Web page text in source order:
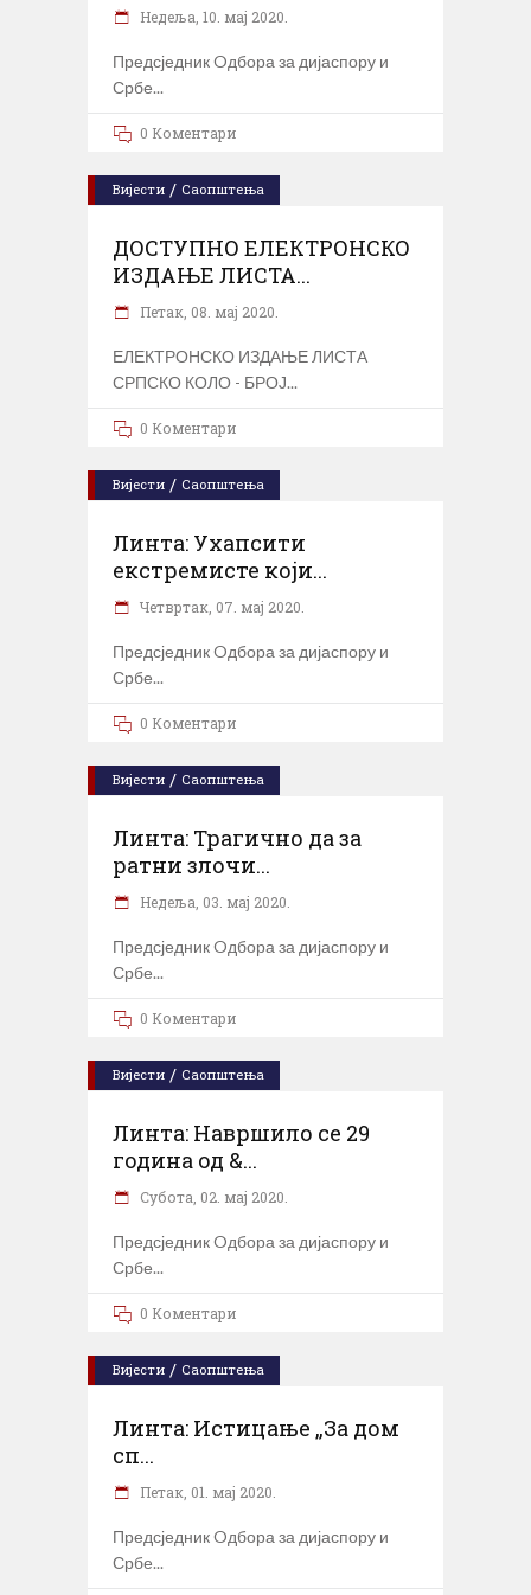
Недеља, 10. мај 2020.
Предсједник Oдбора за дијаспору и
Србе
0 Коментари
Вијести / Саопштења
ДОСТУПНО ЕЛЕКТРОНСКО
ИЗДАЊЕ ЛИСТА...
Петак, 08. мај 2020.
ЕЛЕКТРОНСКО ИЗДАЊЕ ЛИСТА
СРПСКО КОЛО - БРОЈ
0 Коментари
Вијести / Саопштења
Линта: Ухапсити
екстремисте који...
Четвртак, 07. мај 2020.
Предсједник Oдбора за дијаспору и
Србе
0 Коментари
Вијести / Саопштења
Линта: Трагично да за
ратни злочи...
Недеља, 03. мај 2020.
Предсједник Oдбора за дијаспору и
Србе
0 Коментари
Вијести / Саопштења
Линта: Навршило се 29
година од &...
Субота, 02. мај 2020.
Предсједник Oдбора за дијаспору и
Србе
0 Коментари
Вијести / Саопштења
Линта: Истицање „За дом
сп...
Петак, 01. мај 2020.
Предсједник Oдбора за дијаспору и
Србе